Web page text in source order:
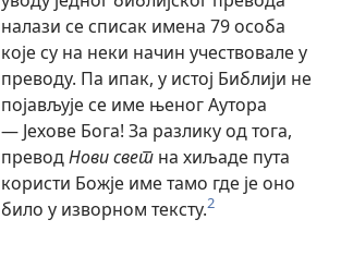
налази се списак имена 79 особа
које су на неки начин учествовале у
преводу. Па ипак, у истој Библији не
појављује се име њеног Аутора
— Јехове Бога! За разлику од тога,
преводНови свет на хиљаде пута
користи Божје име тамо где је оно
било у изворном тексту.2